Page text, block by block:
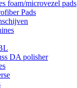
foam/microvezel pads
Pads
DA polisher